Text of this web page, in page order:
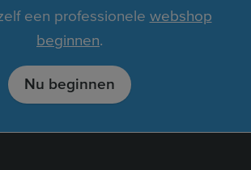
een professionele webshop
beginnen.
Nu beginnen